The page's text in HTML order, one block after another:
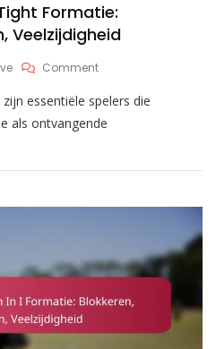
Formatie:
Veelzijdigheid
CommentOn
End
Functies
Formatie:
essentiële spelers die
als ontvangende